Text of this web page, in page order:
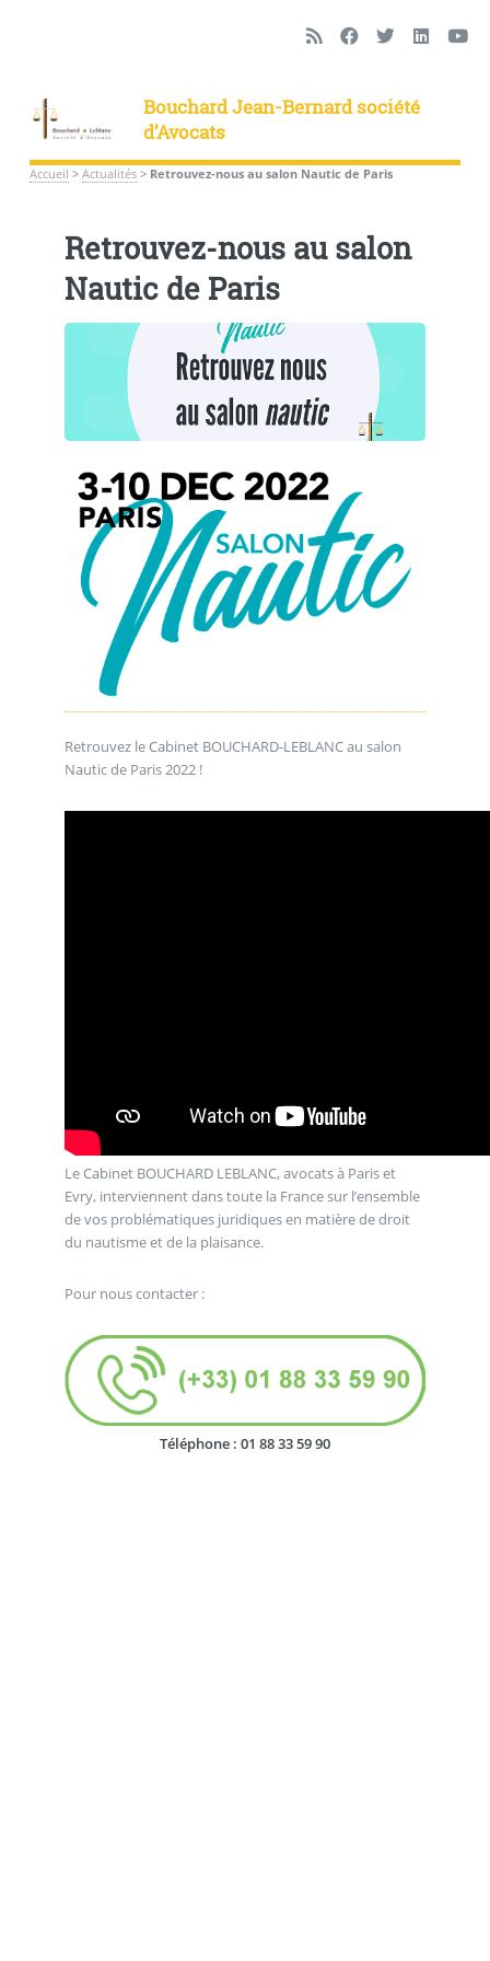
Bouchard Jean-Bernard société
d’Avocats
Accueil > Actualités> Retrouvez-nous au salon Nautic de Paris
Retrouvez-nous au salon
Nautic de Paris
Retrouvez le Cabinet BOUCHARD-LEBLANC au salon
Nautic de Paris 2022 !
Le Cabinet BOUCHARD LEBLANC, avocats à Paris et
Evry, interviennent dans toute la France sur l’ensemble
de vos problématiques juridiques en matière de droit
du nautisme et de la plaisance.
Pour nous contacter :
Téléphone : 01 88 33 59 90